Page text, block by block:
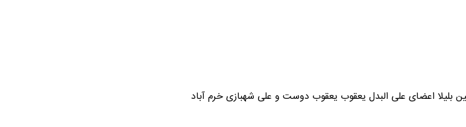
بلیلا اعضای علی البدل یعقوب یعقوب دوست و علی شهبازی خرم آباد